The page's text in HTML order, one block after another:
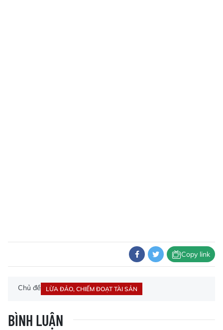
Copy link
Chủ đề LỪA ĐẢO, CHIẾM ĐOẠT TÀI SẢN
BÌNH LUẬN